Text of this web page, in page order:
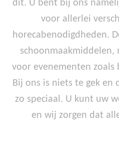
dit. U bent bij ons
voor allerlei
horecabenodigdheden.
schoonmaakmiddelen,
voor evenementen
Bij ons is niets te gek en
zo speciaal. U kunt uw
en wij zorgen dat